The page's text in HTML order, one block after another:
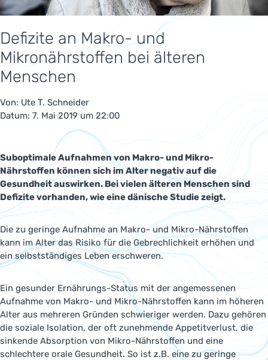
Defizite an Makro- und
Mikronährstoffen bei älteren
Menschen
Von: Ute T. Schneider
Datum: 7. Mai 2019 um 22:00
Suboptimale Aufnahmen von Makro- und Mikro-
Nährstoffen können sich im Alter negativ auf die
Gesundheit auswirken. Bei vielen älteren Menschen sind
Defizite vorhanden, wie eine dänische Studie zeigt.
Die zu geringe Aufnahme an Makro- und Mikro-Nährstoffen
kann im Alter das Risiko für die Gebrechlichkeit erhöhen und
ein selbstständiges Leben erschweren.
Ein gesunder Ernährungs-Status mit der angemessenen
Aufnahme von Makro- und Mikro-Nährstoffen kann im höheren
Alter aus mehreren Gründen schwieriger werden. Dazu gehören
die soziale Isolation, der oft zunehmende Appetitverlust, die
sinkende Absorption von Mikro-Nährstoffen und eine
schlechtere orale Gesundheit. So ist z.B. eine zu geringe